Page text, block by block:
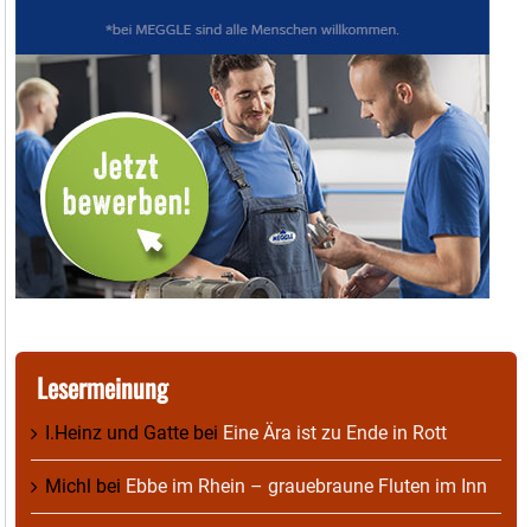
Lesermeinung
I.Heinz und Gatte bei Eine Ära ist zu Ende in Rott
Michl bei Ebbe im Rhein – grauebraune Fluten im Inn